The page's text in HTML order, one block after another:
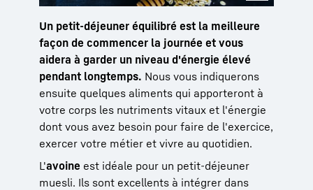
Un petit-déjeuner équilibré est la meilleure
façon de commencer la journée et vous
aidera à garder un niveau d'énergie élevé
pendant longtemps. Nous vous indiquerons
ensuite quelques aliments qui apporteront à
votre corps les nutriments vitaux et l'énergie
dont vous avez besoin pour faire de l'exercice,
exercer votre métier et vivre au quotidien.
L'avoine est idéale pour un petit-déjeuner
muesli. Ils sont excellents à intégrer dans